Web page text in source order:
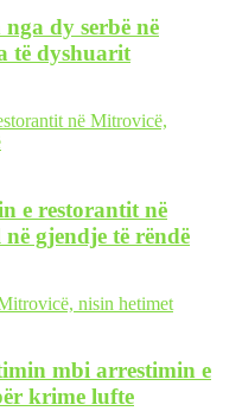
dy serbë në
të dyshuarit
e restorantit në
gjendje të rëndë
mbi arrestimin e
krime lufte